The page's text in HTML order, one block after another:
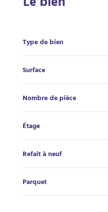
Type de bien
Surface
Nombre de pièce
Étage
Refait à neuf
Parquet